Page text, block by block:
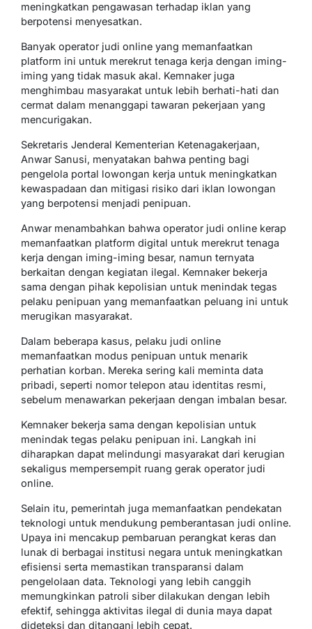
meningkatkan pengawasan terhadap iklan yang
berpotensi menyesatkan.
Banyak operator judi online yang memanfaatkan
platform ini untuk merekrut tenaga kerja dengan iming-
iming yang tidak masuk akal. Kemnaker juga
menghimbau masyarakat untuk lebih berhati-hati dan
cermat dalam menanggapi tawaran pekerjaan yang
mencurigakan.
Sekretaris Jenderal Kementerian Ketenagakerjaan,
Anwar Sanusi, menyatakan bahwa penting bagi
pengelola portal lowongan kerja untuk meningkatkan
kewaspadaan dan mitigasi risiko dari iklan lowongan
yang berpotensi menjadi penipuan.
Anwar menambahkan bahwa operator judi online kerap
memanfaatkan platform digital untuk merekrut tenaga
kerja dengan iming-iming besar, namun ternyata
berkaitan dengan kegiatan ilegal. Kemnaker bekerja
sama dengan pihak kepolisian untuk menindak tegas
pelaku penipuan yang memanfaatkan peluang ini untuk
merugikan masyarakat.
Dalam beberapa kasus, pelaku judi online
memanfaatkan modus penipuan untuk menarik
perhatian korban. Mereka sering kali meminta data
pribadi, seperti nomor telepon atau identitas resmi,
sebelum menawarkan pekerjaan dengan imbalan besar.
Kemnaker bekerja sama dengan kepolisian untuk
menindak tegas pelaku penipuan ini. Langkah ini
diharapkan dapat melindungi masyarakat dari kerugian
sekaligus mempersempit ruang gerak operator judi
online.
Selain itu, pemerintah juga memanfaatkan pendekatan
teknologi untuk mendukung pemberantasan judi online.
Upaya ini mencakup pembaruan perangkat keras dan
lunak di berbagai institusi negara untuk meningkatkan
efisiensi serta memastikan transparansi dalam
pengelolaan data. Teknologi yang lebih canggih
memungkinkan patroli siber dilakukan dengan lebih
efektif, sehingga aktivitas ilegal di dunia maya dapat
dideteksi dan ditangani lebih cepat.